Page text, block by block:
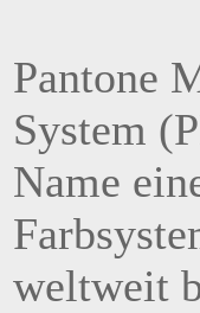
Pantone
System
Name
weltweit